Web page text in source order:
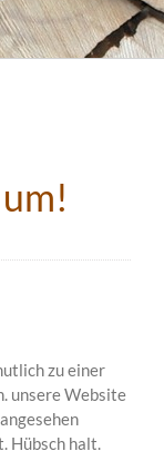
zu einer
unsere Website
Hübsch halt.